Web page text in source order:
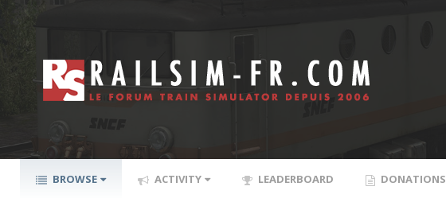
BROWSE ACTIVITY LEADERBOARD DONATIONS